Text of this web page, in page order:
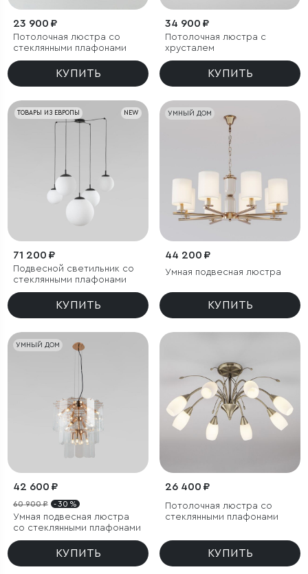
23 900 ₽
Потолочная люстра со
стеклянными плафонами
КУПИТЬ
34 900 ₽
Потолочная люстра с
хрусталем
КУПИТЬ
NEW
ТОВАРЫ ИЗ ЕВРОПЫ
71 200 ₽
Подвесной светильник со
стеклянными плафонами
КУПИТЬ
УМНЫЙ ДОМ
44 200 ₽
Умная подвесная люстра
КУПИТЬ
УМНЫЙ ДОМ
42 600 ₽
60 900 ₽ - 30 %
Умная подвесная люстра
со стеклянными плафонами
КУПИТЬ
26 400 ₽
Потолочная люстра со
стеклянными плафонами
КУПИТЬ